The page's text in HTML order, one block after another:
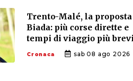
Trento-Malé, la
Biada: più corse dirette e
tempi di viaggio più brevi
Cronaca sab 08 ago 2026